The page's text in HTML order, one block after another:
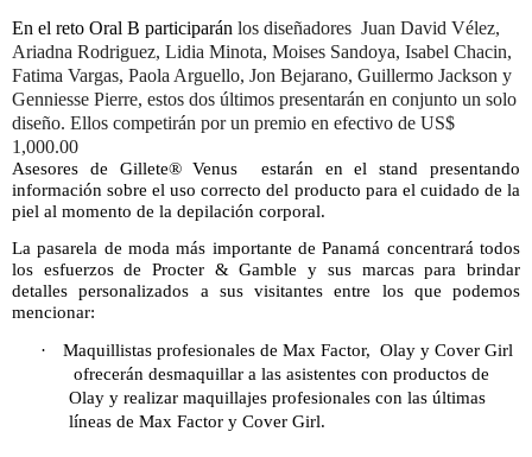
En el reto Oral B participarán los diseñadores Juan David Vélez,
Ariadna Rodriguez, Lidia Minota, Moises Sandoya, Isabel Chacin,
Fatima Vargas, Paola Arguello, Jon Bejarano, Guillermo Jackson y
Genniesse Pierre, estos dos últimos presentarán en conjunto un solo
diseño. Ellos competirán por un premio en efectivo de US$
1,000.00
Asesores de Gillete®Venus
estarán en el stand presentando
información sobre el uso correcto del producto para el cuidado de la
piel al momento de la depilación corporal.
La pasarela de moda más importante de Panamá concentrará todos
los esfuerzos de Procter & Gamble y sus marcas para brindar
detalles personalizados a sus visitantes entre los que podemos
mencionar:
· Maquillistas profesionales de Max Factor, Olay y Cover Girl
ofrecerán desmaquillar a las asistentes con productos de
Olay y realizar maquillajes profesionales con las últimas
líneas de Max Factor y Cover Girl.